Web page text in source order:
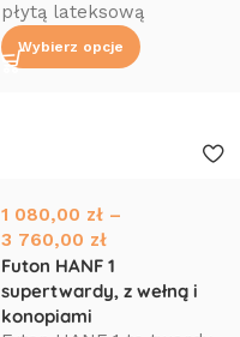
płytą lateksową
Wybierz opcje
1 080,00 zł –
3 760,00 zł
Futon HANF 1
supertwardy, z wełną i
konopiami